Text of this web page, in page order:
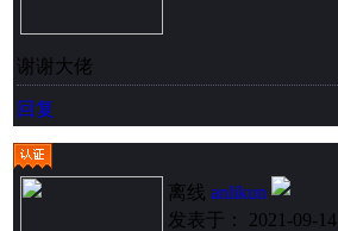
谢谢大佬
回复
离线 anlikun
发表于： 2021-09-14